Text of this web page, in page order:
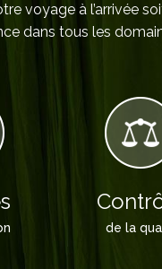
voyage à l’arrivée
dans tous les
de la